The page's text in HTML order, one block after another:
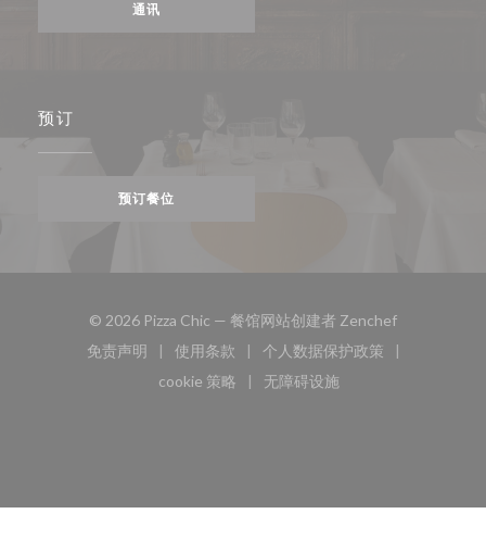
通讯
预订
预订餐位
© 2026 Pizza Chic — 餐馆网站创建者 Zenchef((在新窗口中
免责声明
((在新窗口中打开))
使用条款
((在新窗口中打开))
个人数据保护政策
((在新窗口中打开))
cookie 策略
((在新窗口中打开))
无障碍设施
((在新窗口中打开))